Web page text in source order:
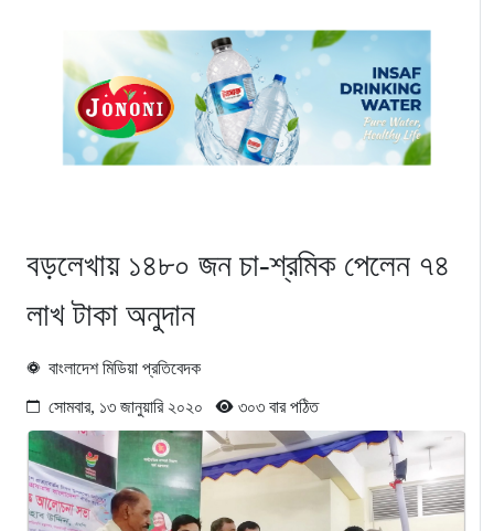
বড়লেখায় ১৪৮০ জন চা-শ্রমিক পেলেন ৭৪
লাখ টাকা অনুদান
বাংলাদেশ মিডিয়া প্রতিবেদক
সোমবার, ১৩ জানুয়ারি ২০২০ ৩০৩ বার পঠিত